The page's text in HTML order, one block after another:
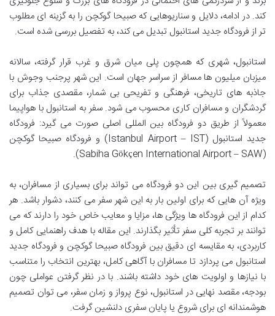
کند. در ادامه، دلایل و سناریوهایی که صبیحا گوکچن را به گزینه ای مطلوب
تر از فرودگاه جدید استانبول تبدیل می کند، به تفصیل بررسی شده است.
استانبول، شهری که همچون پلی میان شرق و غرب قرار گرفته، سالانه
میزبان میلیون ها مسافر از سراسر جهان است. این شهر پرجنب وجوش با
جاذبه های تاریخی، فرهنگی و تفریحی بی شمار، مقصدی جذاب برای
گردشگران و مسافران کاری محسوب می شود. سفر به استانبول با هواپیما
معمولاً از طریق دو فرودگاه بین المللی اصلی صورت می گیرد: فرودگاه
جدید استانبول (Istanbul Airport – IST) و فرودگاه صبیحا گوکچن
(Sabiha Gökçen International Airport – SAW).
تصمیم گیری بین این دو فرودگاه می تواند برای بسیاری از مسافران، به
ویژه آن هایی که برای اولین بار به این شهر سفر می کنند، دشوار باشد. هر
کدام از این فرودگاه ها ویژگی ها، مزایا و معایب خاص خود را دارند که می
توانند بر تجربه کلی سفر تأثیر بگذارند. این مقاله با هدف راهنمایی کامل و
کاربردی، به مقایسه ای دقیق بین فرودگاه صبیحا گوکچن و فرودگاه جدید
استانبول می پردازد تا مسافران با آگاهی کامل، بهترین انتخاب را متناسب
با نیازها و اولویت های خود داشته باشند. با در نظر گرفتن عواملی چون
بودجه، مقصد نهایی در استانبول، نوع پرواز و زمان سفر، می توان تصمیم
هوشمندانه ای برای شروع یا پایان سفری دلنشین گرفت.